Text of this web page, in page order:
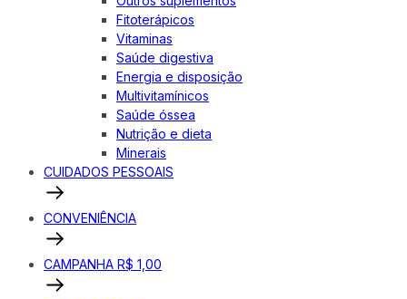
Fitoterápicos
Vitaminas
Saúde digestiva
Energia e disposição
Multivitamínicos
Saúde óssea
Nutrição e dieta
Minerais
CUIDADOS PESSOAIS
CONVENIÊNCIA
CAMPANHA R$ 1,00